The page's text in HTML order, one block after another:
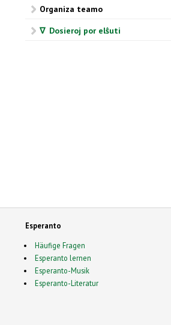
Organiza teamo
∇ Dosieroj por elŝuti
Esperanto
Häufige Fragen
Esperanto lernen
Esperanto-Musik
Esperanto-Literatur